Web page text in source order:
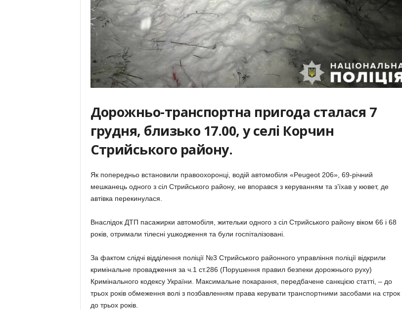
Дорожньо-транспортна пригода сталася 7
грудня, близько 17.00, у селі Корчин
Стрийського району.
Як попередньо встановили правоохоронці, водій автомобіля «Peugeot 206», 69-річний
мешканець одного з сіл Стрийського району, не впорався з керуванням та з’їхав у кювет, де
автівка перекинулася.
Внаслідок ДТП пасажирки автомобіля, жительки одного з сіл Стрийського району віком 66 і 68
років, отримали тілесні ушкодження та були госпіталізовані.
За фактом слідчі відділення поліції №3 Стрийського районного управління поліції відкрили
кримінальне провадження за ч.1 ст.286 (Порушення правил безпеки дорожнього руху)
Кримінального кодексу України. Максимальне покарання, передбачене санкцією статті, – до
трьох років обмеження волі з позбавленням права керувати транспортними засобами на строк
до трьох років.